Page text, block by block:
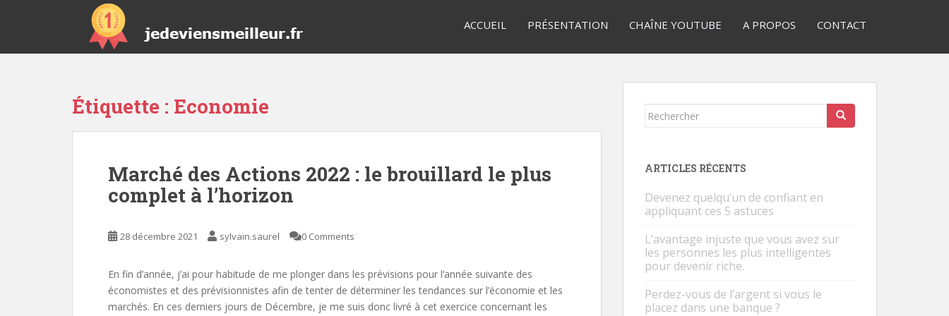
p
ACCUEIL PRÉSENTATION CHAÎNE YOUTUBE A PROPOS CONTACT
Étiquette : Economie
Marché des Actions 2022 : le brouillard le plus
complet à l’horizon
28 décembre 2021 sylvain.saurel 0 Comments
En fin d’année, j’ai pour habitude de me plonger dans les prévisions pour l’année suivante des
économistes et des prévisionnistes afin de tenter de déterminer les tendances sur l’économie et les
marchés. En ces derniers jours de Décembre, je me suis donc livré à cet exercice concernant les
Rechercher...
ARTICLES RÉCENTS
Devenez quelqu’un de confiant en
appliquant ces 5 astuces
L’avantage injuste que vous avez sur
les personnes les plus intelligentes
pour devenir riche.
Perdez-vous de l’argent si vous le
placez dans une banque ?